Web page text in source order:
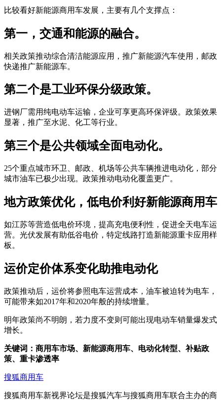
比较看好新能源商用车发展，主要有几个支撑点：
第一，交通和能源的融合。
相关政策推动综合清洁能源应用，推广新能源汽车使用，邮政
快递推广新能源车。
第二个是工业环保分级政策。
进钢厂需用纯电动车运输，企业可享更高环保评级。政策效果
显著，推广至水泥、化工等行业。
第三个是公共领域全面电动化。
25个重点城市环卫、邮政、机场等公共车辆推进电动化，部分
城市油车已极少出现。政策推动电动化覆盖更广。
地方政策优化，低电价利好新能源商用车
如江苏等营造低电价环境，提高充电便利性，促进全天电车运
营。光伏发展有助低谷电价，特定线路打造新能源重卡应用样
板。
运价定价体系变化助推电动化
政策推动后，运价将参照电车运营成本，油车被迫转为电车，
可能带来如2017年和2020年般的持续增量。
明年政策尚不明朗，若力度不变则可能出现电动车销量爆发式
增长。
关键词：商用车市场、新能源商用车、电动化转型、补贴政
策、重卡渗透率
搜狐商用车
搜狐商用车新视界论坛是搜狐汽车与搜狐商用车联合主办的商